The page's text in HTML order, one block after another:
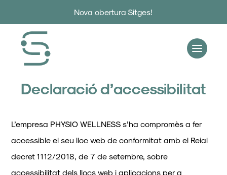
Nova obertura Sitges!
Declaració d’accessibilitat
L’empresa PHYSIO WELLNESS s’ha compromès a fer
accessible el seu lloc web de conformitat amb el Reial
decret 1112/2018, de 7 de setembre, sobre
accessibilitat dels llocs web i aplicacions per a